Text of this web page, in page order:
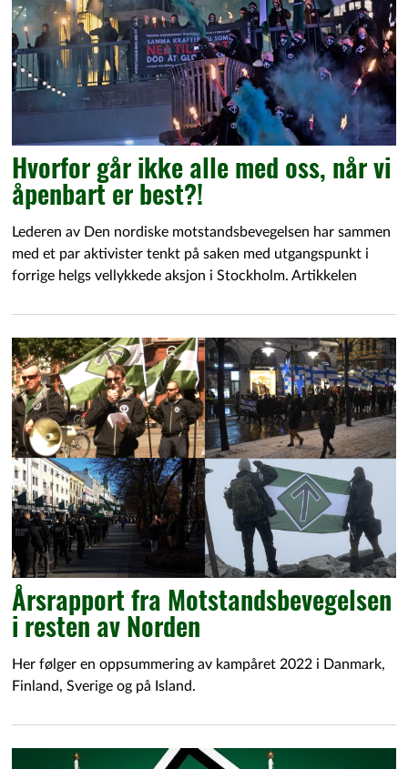
Hvorfor går ikke alle med oss, når vi
åpenbart er best?!
Lederen av Den nordiske motstandsbevegelsen har sammen
med et par aktivister tenkt på saken med utgangspunkt i
forrige helgs vellykkede aksjon i Stockholm. Artikkelen
Årsrapport fra Motstandsbevegelsen
i resten av Norden
Her følger en oppsummering av kampåret 2022 i Danmark,
Finland, Sverige og på Island.